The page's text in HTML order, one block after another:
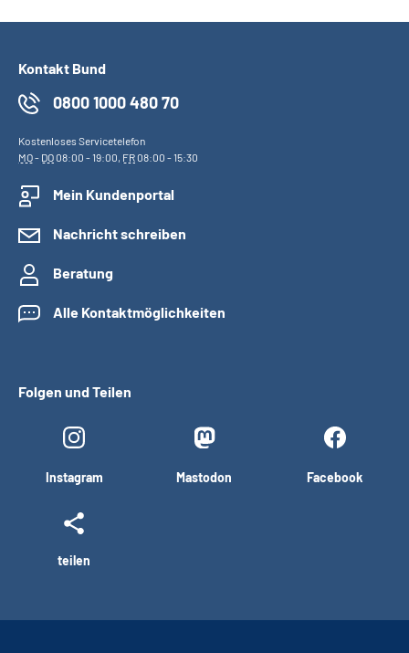
Kontakt Bund
0800 1000 480 70
Kostenloses Servicetelefon
MO- DO08:00 - 19:00, FR08:00 - 15:30
Mein Kundenportal
Nachricht schreiben
Beratung
Alle Kontaktmöglichkeiten
Folgen und Teilen
Instagram Mastodon Facebook
teilen